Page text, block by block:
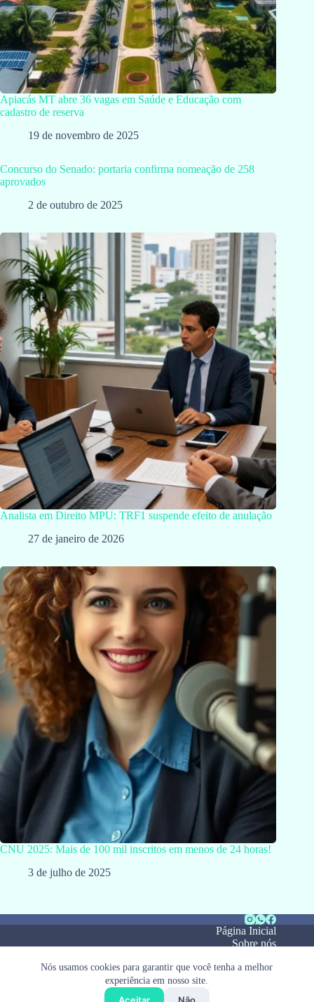
Nós usamos cookies para garantir que você tenha a melhor
experiência em nosso site.
Aceitar Não
Apiacás MT abre 36 vagas em Saúde e Educação com
cadastro de reserva
19 de novembro de 2025
Concurso do Senado: portaria confirma nomeação de 258
aprovados
2 de outubro de 2025
Analista em Direito MPU: TRF1 suspende efeito de anulação
27 de janeiro de 2026
CNU 2025: Mais de 100 mil inscritos em menos de 24 horas!
3 de julho de 2025
Página Inicial
Sobre nós
Webstory
Política de privacidade